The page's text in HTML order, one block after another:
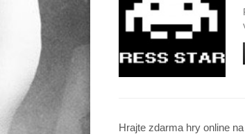
Hrajte zdarma hry online